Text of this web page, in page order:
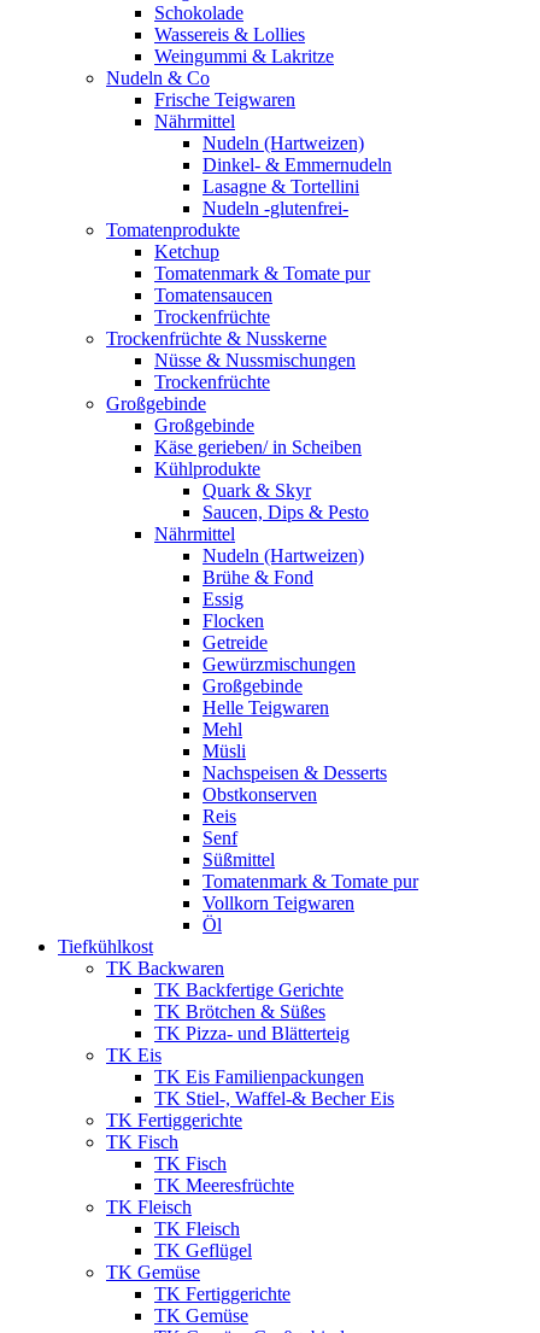
Schokolade
Wassereis & Lollies
Weingummi & Lakritze
Nudeln & Co
Frische Teigwaren
Nährmittel
Nudeln (Hartweizen)
Dinkel- & Emmernudeln
Lasagne & Tortellini
Nudeln -glutenfrei-
Tomatenprodukte
Ketchup
Tomatenmark & Tomate pur
Tomatensaucen
Trockenfrüchte
Trockenfrüchte & Nusskerne
Nüsse & Nussmischungen
Trockenfrüchte
Großgebinde
Großgebinde
Käse gerieben/ in Scheiben
Kühlprodukte
Quark & Skyr
Saucen, Dips & Pesto
Nährmittel
Nudeln (Hartweizen)
Brühe & Fond
Essig
Flocken
Getreide
Gewürzmischungen
Großgebinde
Helle Teigwaren
Mehl
Müsli
Nachspeisen & Desserts
Obstkonserven
Reis
Senf
Süßmittel
Tomatenmark & Tomate pur
Vollkorn Teigwaren
Öl
Tiefkühlkost
TK Backwaren
TK Backfertige Gerichte
TK Brötchen & Süßes
TK Pizza- und Blätterteig
TK Eis
TK Eis Familienpackungen
TK Stiel-, Waffel-& Becher Eis
TK Fertiggerichte
TK Fisch
TK Fisch
TK Meeresfrüchte
TK Fleisch
TK Fleisch
TK Geflügel
TK Gemüse
TK Fertiggerichte
TK Gemüse